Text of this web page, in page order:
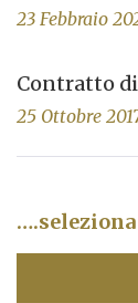
23 Febbraio
Contratto
25 Ottobre